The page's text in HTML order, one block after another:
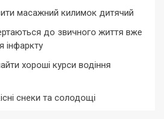
масажний килимок дитячий
до звичного життя вже
інфаркту
хороші курси водіння
снеки та солодощі